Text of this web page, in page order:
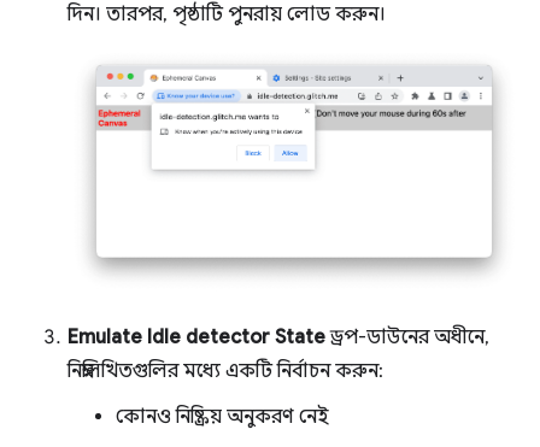
দিন। তারপর, পৃষ্ঠাটি পুনরায় লোড করুন।
Emulate Idle detector Stateড্রপ-ডাউনের অধীনে,
নিম্নলিখিতগুলির মধ্যে একটি নির্বাচন করুন:
কোনও নিষ্ক্রিয় অনুকরণ নেই